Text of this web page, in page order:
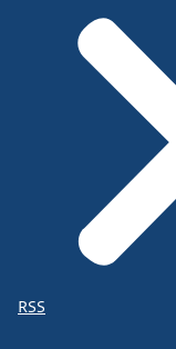
RSS